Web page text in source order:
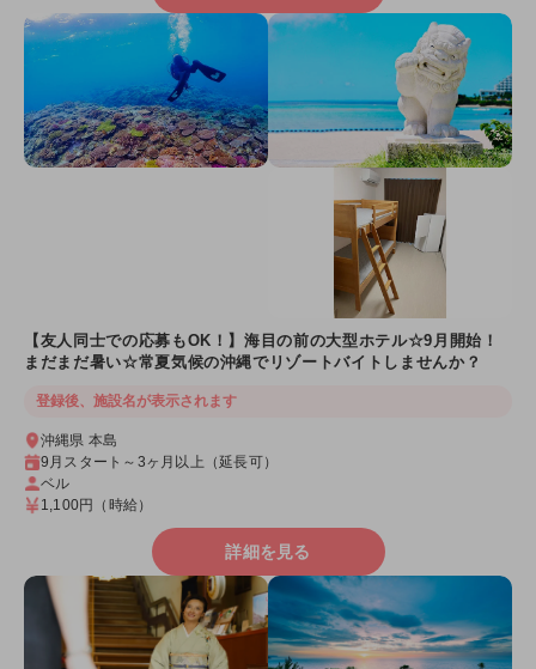
【友人同士での応募もOK！】海目の前の大型ホテル☆9月開始！
まだまだ暑い☆常夏気候の沖縄でリゾートバイトしませんか？
登録後、施設名が表示されます
沖縄県 本島
9月スタート～3ヶ月以上（延長可）
ベル
1,100円
（時給）
詳細を見る